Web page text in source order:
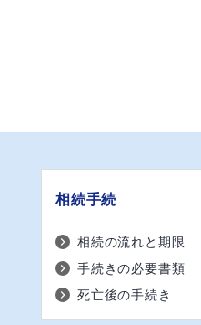
相続手続
相続の流れと期限
手続きの必要書類
死亡後の手続き